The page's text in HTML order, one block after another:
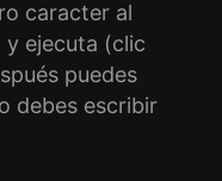
caracter al
ejecuta (clic
puedes
debes escribir